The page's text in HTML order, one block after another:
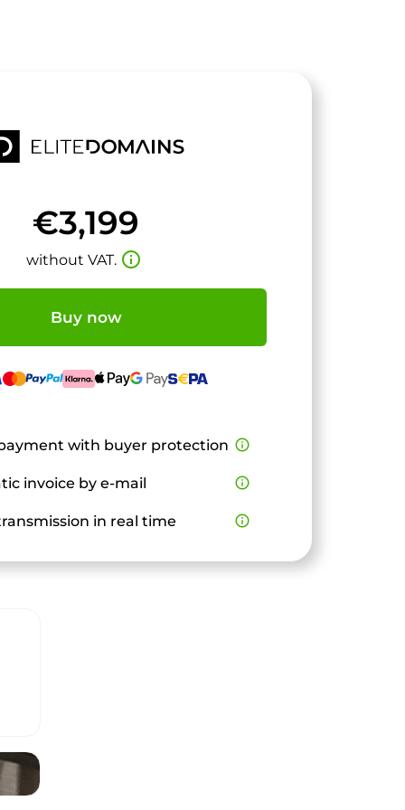
€3,199
without VAT. info_outline
Buy now
with buyer protection info_outline
invoice by e-mail info_outline
in real time info_outline